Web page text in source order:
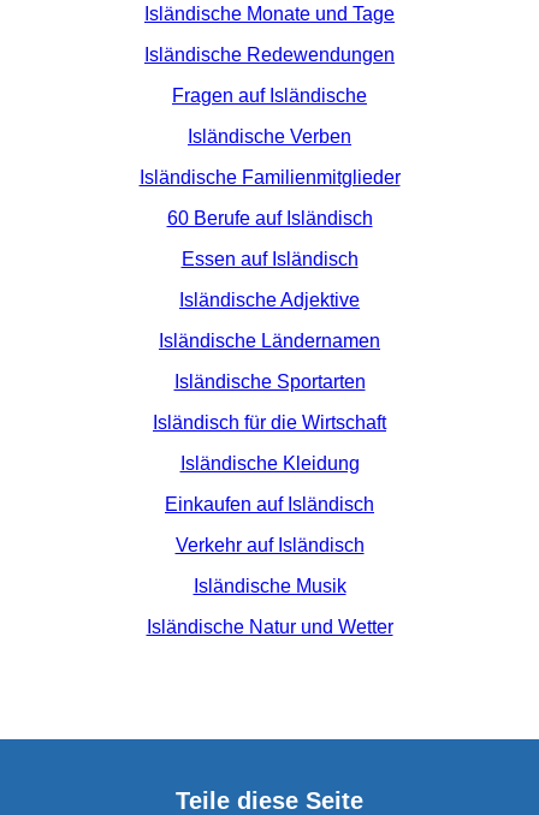
Isländische Monate und Tage
Isländische Redewendungen
Fragen auf Isländische
Isländische Verben
Isländische Familienmitglieder
60 Berufe auf Isländisch
Essen auf Isländisch
Isländische Adjektive
Isländische Ländernamen
Isländische Sportarten
Isländisch für die Wirtschaft
Isländische Kleidung
Einkaufen auf Isländisch
Verkehr auf Isländisch
Isländische Musik
Isländische Natur und Wetter
Teile diese Seite